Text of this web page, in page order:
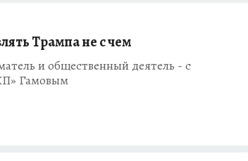
Трампа не с чем
и общественный деятель - с
Гамовым